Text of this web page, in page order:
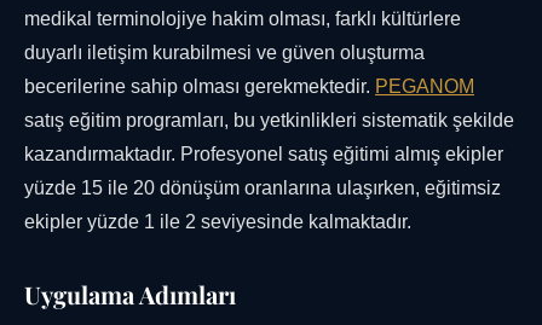
medikal terminolojiye hakim olması, farklı kültürlere
duyarlı iletişim kurabilmesi ve güven oluşturma
becerilerine sahip olması gerekmektedir. PEGANOM
satış eğitim programları, bu yetkinlikleri sistematik şekilde
kazandırmaktadır. Profesyonel satış eğitimi almış ekipler
yüzde 15 ile 20 dönüşüm oranlarına ulaşırken, eğitimsiz
ekipler yüzde 1 ile 2 seviyesinde kalmaktadır.
Uygulama Adımları